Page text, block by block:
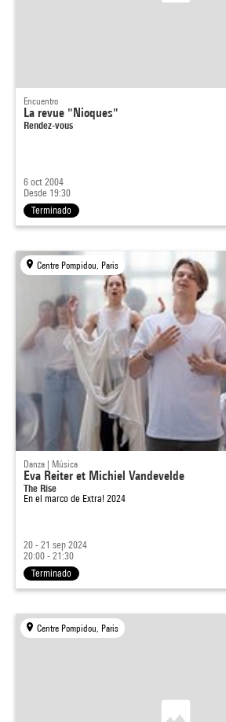
Encuentro
La revue "Nioques"
Rendez-vous
6 oct 2004
Desde 19:30
Terminado
Centre Pompidou, Paris
Danza | Música
Eva Reiter et Michiel Vandevelde
The Rise
En el marco de Extra! 2024
20 - 21 sep 2024
20:00 - 21:30
Terminado
Centre Pompidou, Paris